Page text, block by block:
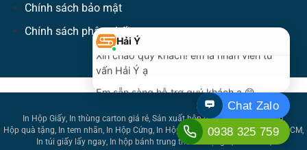
Chính sách bảo mật
Chính sách phân phối
In Hộp Giấy In thùng carton giá rẻ Sản xuất hộp giấy In hộp mỹ phẩm
Hộp quà tặng In tem nhãn In Hộp Cứng In Hộp Số Lượng Ít In Hộp Giấy TPHCM
In túi giấy lấy ngay In hộp bánh trung thu số lượng ít